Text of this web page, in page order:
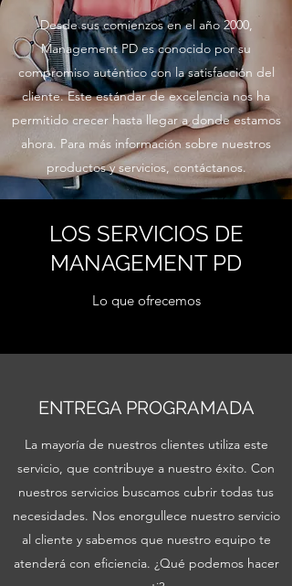
Desde sus comienzos en el año 2000,
Management PD es conocido por su
compromiso auténtico con la satisfacción del
cliente. Este estándar de excelencia nos ha
permitido crecer hasta llegar a donde estamos
ahora. Para más información sobre nuestros
productos y servicios, contáctanos.
LOS SERVICIOS DE
MANAGEMENT PD
Lo que ofrecemos
ENTREGA PROGRAMADA
La mayoría de nuestros clientes utiliza este
servicio, que contribuye a nuestro éxito. Con
nuestros servicios buscamos cubrir todas tus
necesidades. Nos enorgullece nuestro servicio
al cliente y sabemos que nuestro equipo te
atenderá con eficiencia. ¿Qué podemos hacer